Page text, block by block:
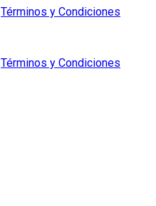
Términos y Condiciones
Términos y Condiciones